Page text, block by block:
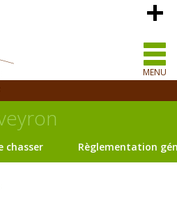
MENU
chasser Règlementation